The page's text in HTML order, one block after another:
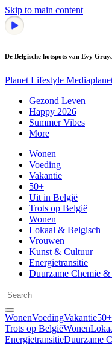
Skip to main content
De Belgische hotspots van Evy
Planet Lifestyle
Gezond Leven
Happy 2026
Summer Vibes
More
Wonen
Voeding
Vakantie
50+
Uit in België
Trots op België
Wonen
Lokaal & Belgisch
Vrouwen
Kunst & Cultuur
Energietransitie
Duurzame Chemie
WonenVoedingVakantie50+
Trots op BelgiëWonen
EnergietransitieDuurzame